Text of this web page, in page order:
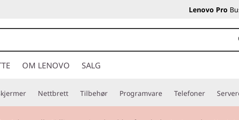
Lenovo Pro
OM LENOVO SALG
Nettbrett Tilbehør Programvare Telefoner